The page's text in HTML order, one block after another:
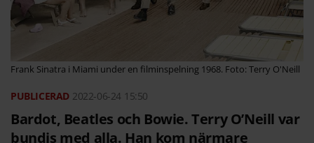
Frank Sinatra i Miami under en filminspelning 1968. Foto: Terry O'Neill
2022-06-24 15:50
Bardot, Beatles och Bowie. Terry O’Neill var
bundis med alla. Han kom närmare